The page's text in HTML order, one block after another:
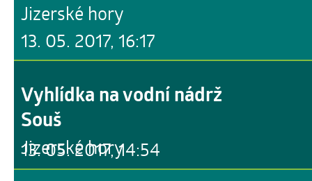
13. 05. 2017, 16:17
Jizerské hory
13. 05. 2017, 14:54
Vyhlídka na vodní nádrž
Souš
Jizerské hory